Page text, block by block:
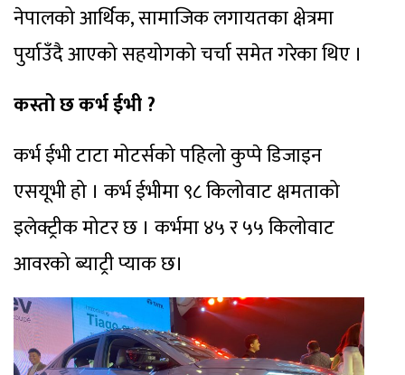
नेपालको आर्थिक, सामाजिक लगायतका क्षेत्रमा
पुर्याउँदै आएको सहयोगको चर्चा समेत गरेका थिए ।
कस्तो छ कर्भ ईभी ?
कर्भ ईभी टाटा मोटर्सको पहिलो कुप्पे डिजाइन
एसयूभी हो । कर्भ ईभीमा ९८ किलोवाट क्षमताको
इलेक्ट्रीक मोटर छ । कर्भमा ४५ र ५५ किलोवाट
आवरको ब्याट्री प्याक छ।